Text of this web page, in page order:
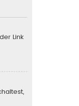
Link